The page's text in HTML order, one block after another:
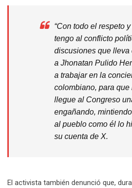
“Con todo el respeto
tengo al conflicto
discusiones que lleva
a Jhonatan Pulido
a trabajar en la
colombiano, para que
llegue al Congreso
engañando,
al pueblo como él lo
su cuenta de X.
El activista también denunció que,